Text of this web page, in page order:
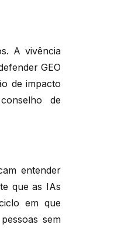
A vivência
GEO
de impacto
de
entender
que as IAs
em que
sem